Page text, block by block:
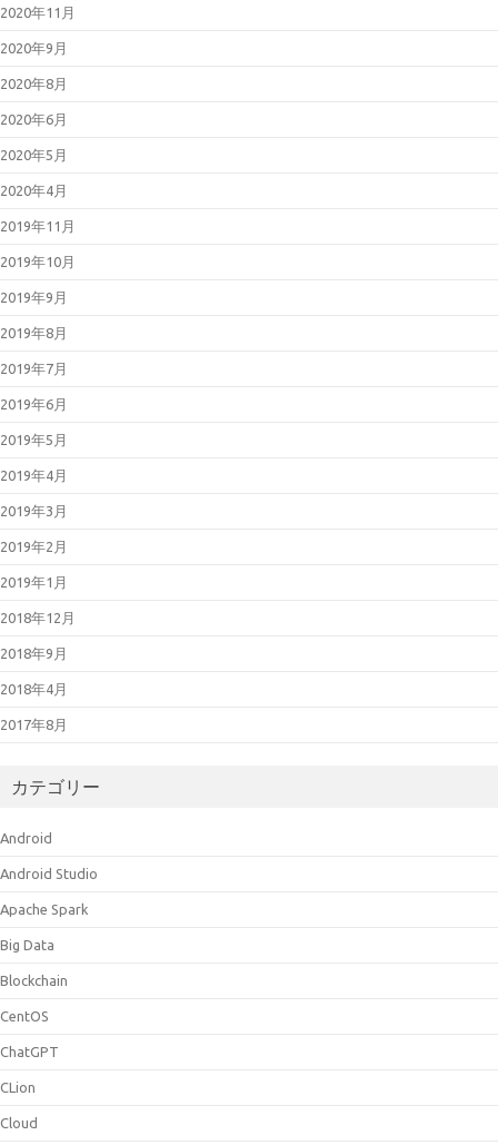
2020年11月
2020年9月
2020年8月
2020年6月
2020年5月
2020年4月
2019年11月
2019年10月
2019年9月
2019年8月
2019年7月
2019年6月
2019年5月
2019年4月
2019年3月
2019年2月
2019年1月
2018年12月
2018年9月
2018年4月
2017年8月
カテゴリー
Android
Android Studio
Apache Spark
Big Data
Blockchain
CentOS
ChatGPT
CLion
Cloud